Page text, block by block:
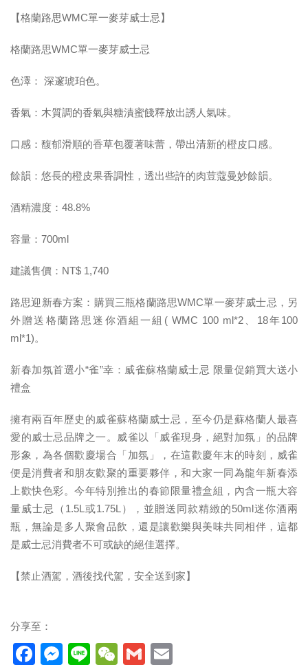
【格蘭路思WMC單一麥芽威士忌】
格蘭路思WMC單一麥芽威士忌
色澤： 深邃琥珀色。
香氣：木質調的香氣與糖漬蜜餞釋放出誘人氣味。
口感：馥郁滑順的香草包覆著味蕾，帶出清新的橙皮口感。
餘韻：悠長的橙皮果香調性，透出些許的肉荳蔻曼妙餘韻。
酒精濃度：48.8%
容量：700ml
建議售價：NT$ 1,740
路思迎新春方案：購買三瓶格蘭路思WMC單一麥芽威士忌，另
外贈送格蘭路思迷你酒組一組( WMC 100 ml*2、18年100
ml*1)。
新春加氛首選小“雀”幸：威雀蘇格蘭威士忌 限量促銷買大送小
禮盒
擁有兩百年歷史的威雀蘇格蘭威士忌，至今仍是蘇格蘭人最喜
愛的威士忌品牌之一。威雀以「威雀現身，絕對加氛」的品牌
形象，為各個歡慶場合「加氛」，在這歡慶年末的時刻，威雀
便是消費者和朋友歡聚的重要夥伴，和大家一同為龍年新春添
上歡快色彩。今年特別推出的春節限量禮盒組，內含一瓶大容
量威士忌（1.5L或1.75L），並贈送同款精緻的50ml迷你酒兩
瓶，無論是多人聚會品飲，還是讓歡樂與美味共同相伴，這都
是威士忌消費者不可或缺的絕佳選擇。
【禁止酒駕，酒後找代駕，安全送到家】
分享至：
Facebook
Messenger
LineWeChat
Gmail